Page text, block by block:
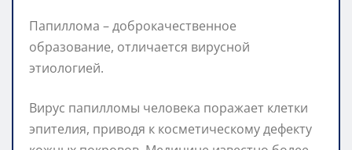
Папиллома – доброкачественное
образование, отличается вирусной
этиологией.
Вирус папилломы человека поражает клетки
эпителия, приводя к косметическому дефекту